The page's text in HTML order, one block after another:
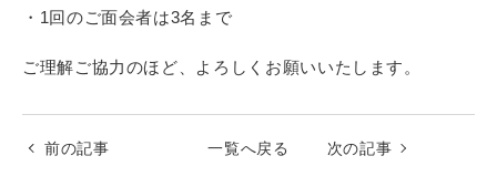
・1回のご面会者は3名まで
ご理解ご協力のほど、よろしくお願いいたします。
前の記事 一覧へ戻る 次の記事